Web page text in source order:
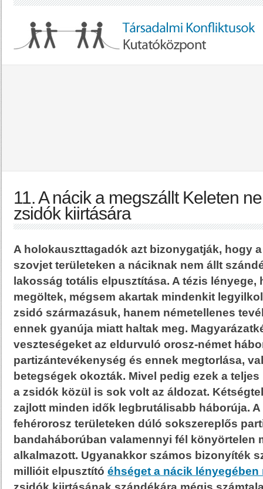
11. A nácik a megszállt Keleten
zsidók kiirtására
A holokauszttagadók azt bizonygatják, hogy
szovjet területeken a náciknak nem állt
lakosság totális elpusztítása. A tézis lényege,
megöltek, mégsem akartak mindenkit
zsidó származásuk, hanem németellenes
ennek gyanúja miatt haltak meg.
veszteségeket az eldurvuló orosz-német
partizántevékenység és ennek megtorlása,
betegségek okozták. Mivel pedig ezek a
a zsidók közül is sok volt az áldozat.
zajlott minden idők legbrutálisabb háborúja.
fehérorosz területeken dúló sokszereplős
bandaháborúban valamennyi fél könyörtelen
alkalmazott. Ugyanakkor számos bizonyíték
millióit elpusztító éhséget a nácik lényegében